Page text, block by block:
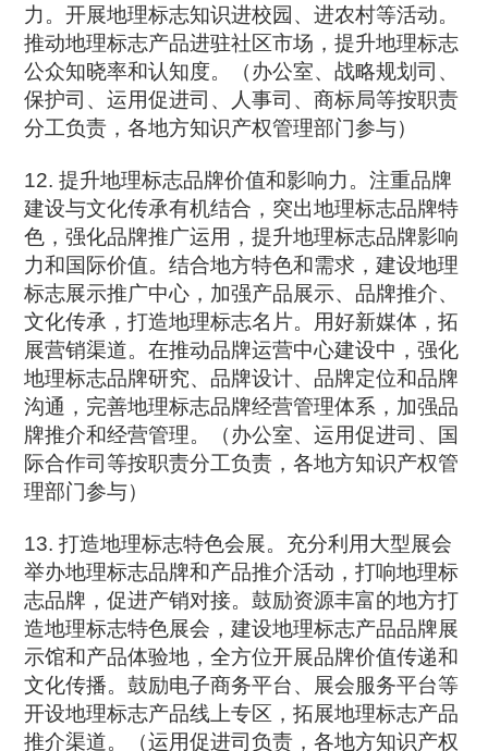
力。开展地理标志知识进校园、进农村等活动。
推动地理标志产品进驻社区市场，提升地理标志
公众知晓率和认知度。（办公室、战略规划司、
保护司、运用促进司、人事司、商标局等按职责
分工负责，各地方知识产权管理部门参与）
12. 提升地理标志品牌价值和影响力。注重品牌
建设与文化传承有机结合，突出地理标志品牌特
色，强化品牌推广运用，提升地理标志品牌影响
力和国际价值。结合地方特色和需求，建设地理
标志展示推广中心，加强产品展示、品牌推介、
文化传承，打造地理标志名片。用好新媒体，拓
展营销渠道。在推动品牌运营中心建设中，强化
地理标志品牌研究、品牌设计、品牌定位和品牌
沟通，完善地理标志品牌经营管理体系，加强品
牌推介和经营管理。（办公室、运用促进司、国
际合作司等按职责分工负责，各地方知识产权管
理部门参与）
13. 打造地理标志特色会展。充分利用大型展会
举办地理标志品牌和产品推介活动，打响地理标
志品牌，促进产销对接。鼓励资源丰富的地方打
造地理标志特色展会，建设地理标志产品品牌展
示馆和产品体验地，全方位开展品牌价值传递和
文化传播。鼓励电子商务平台、展会服务平台等
开设地理标志产品线上专区，拓展地理标志产品
推介渠道。（运用促进司负责，各地方知识产权